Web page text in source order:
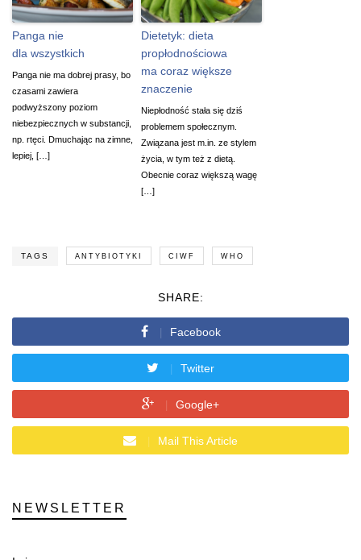
Panga nie
dla wszystkich
Panga nie ma dobrej prasy, bo
czasami zawiera
podwyższony poziom
niebezpiecznych w substancji,
np. rtęci. Dmuchając na zimne,
lepiej, […]
Dietetyk: dieta
propłodnościowa
ma coraz większe
znaczenie
Niepłodność stała się dziś
problemem społecznym.
Związana jest m.in. ze stylem
życia, w tym też z dietą.
Obecnie coraz większą wagę
[…]
TAGS ANTYBIOTYKI CIWF WHO
SHARE:
Facebook
Twitter
Google+
Mail This Article
NEWSLETTER